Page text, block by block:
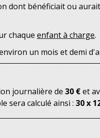
dont bénéficiait ou
chaque enfant à charge.
un mois et demi
journalière de 30 €et
sera calculé ainsi : 30 x